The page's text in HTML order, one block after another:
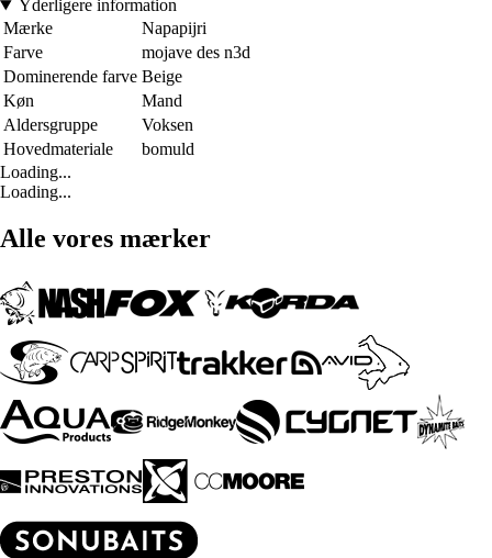
Yderligere information
Mærke
Napapijri
Farve
mojave des n3d
Dominerende farve Beige
Køn
Mand
Aldersgruppe
Voksen
Hovedmateriale
bomuld
Loading...
Loading...
Alle vores mærker